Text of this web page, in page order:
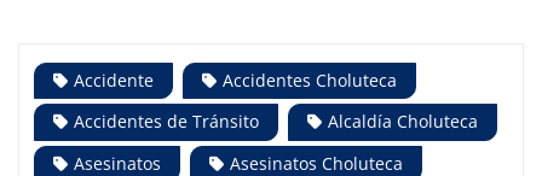
Accidente
Accidentes Choluteca
Accidentes de Tránsito
Alcaldía Choluteca
Asesinatos
Asesinatos Choluteca